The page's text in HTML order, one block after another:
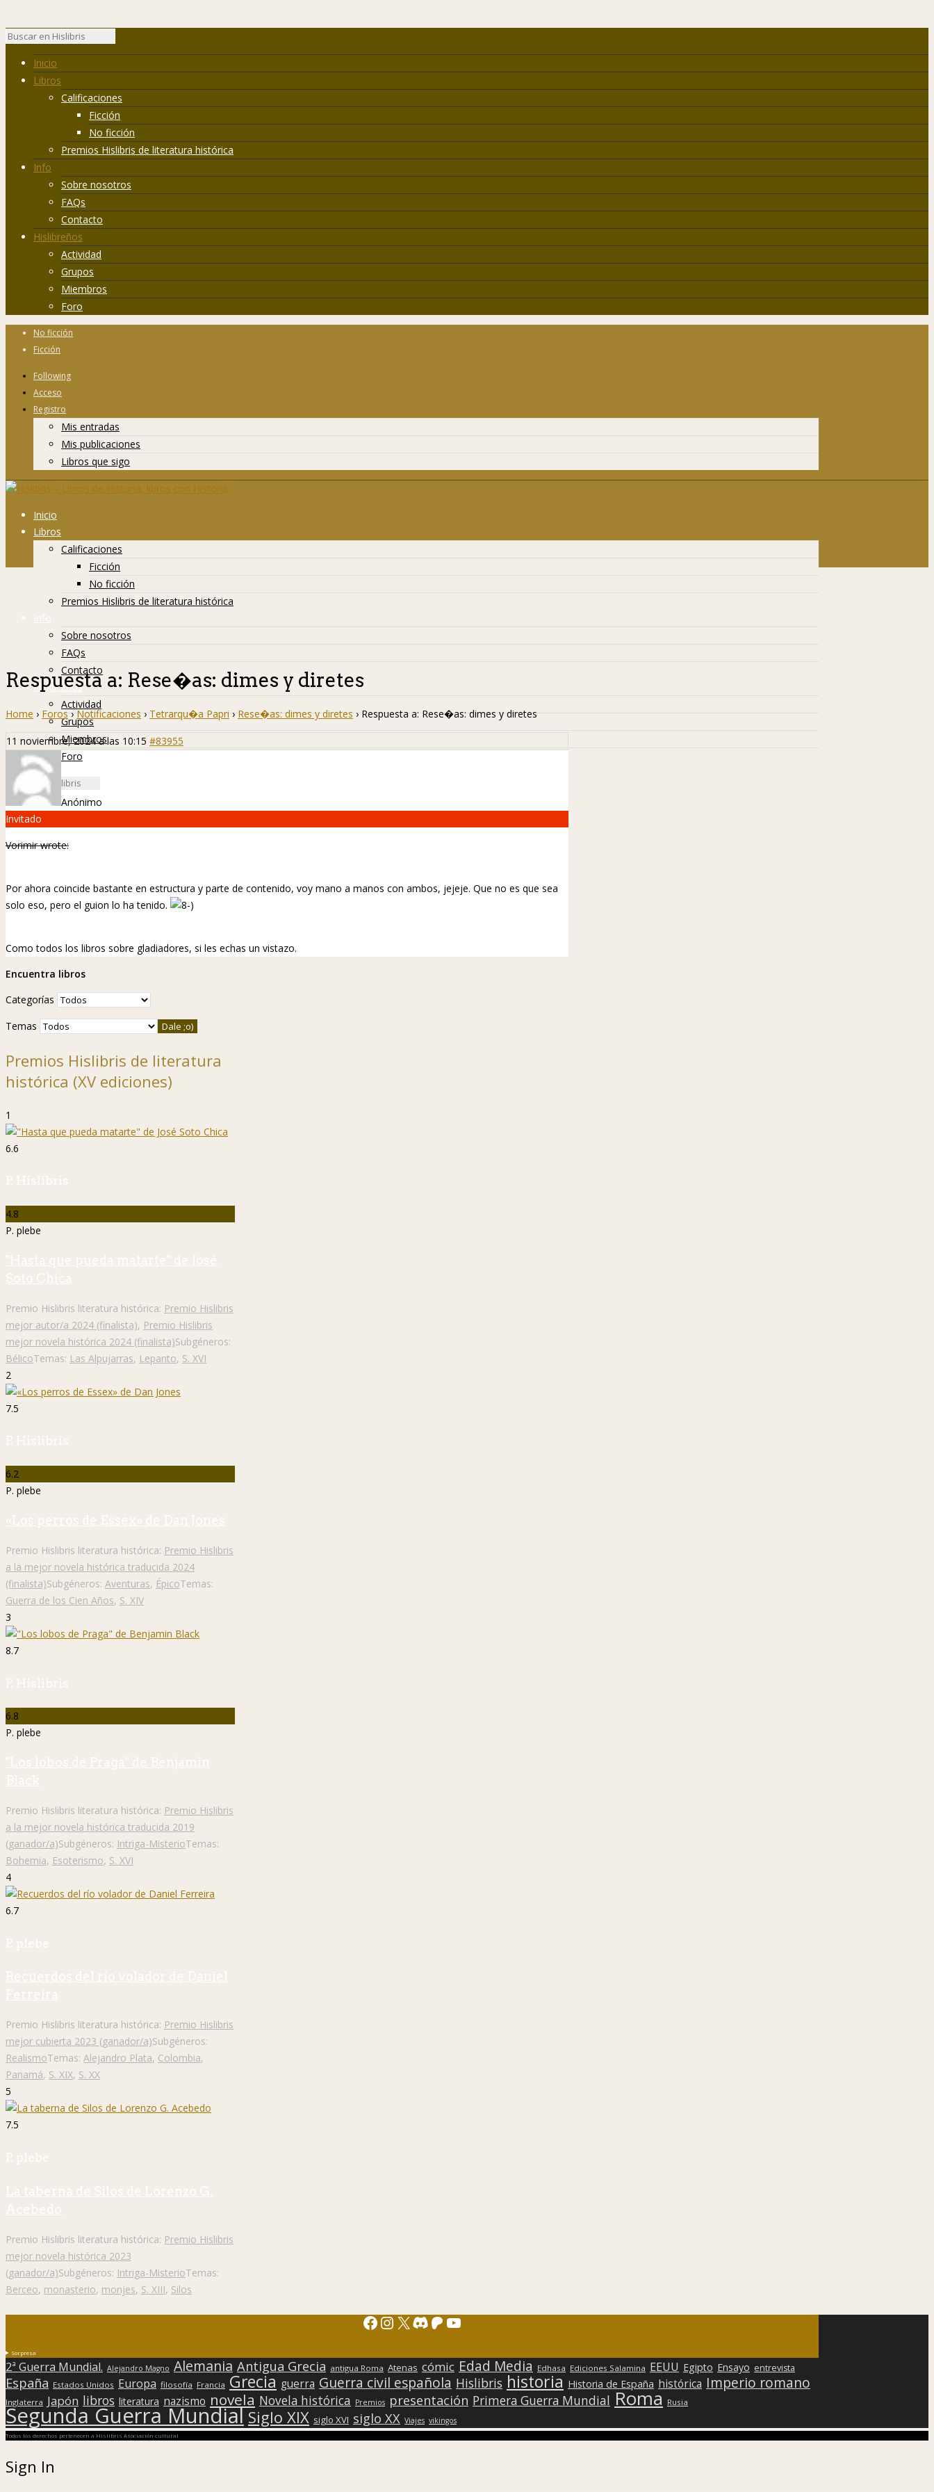
Inicio
Libros
Calificaciones
Ficción
No ficción
Premios Hislibris de literatura histórica
Info
Sobre nosotros
FAQs
Contacto
Hislibreños
Actividad
Grupos
Miembros
Foro
No ficción
Ficción
Following
Acceso
Registro
Mis entradas
Mis publicaciones
Libros que sigo
Inicio
Libros
Calificaciones
Ficción
No ficción
Premios Hislibris de literatura histórica
Info
Sobre nosotros
FAQs
Contacto
Hislibreños
Actividad
Grupos
Miembros
Foro
Respuesta a: Rese�as: dimes y diretes
Home › Foros › Notificaciones › Tetrarqu�a Papri › Rese�as: dimes y diretes › Respuesta a: Rese�as: dimes y diretes
11 noviembre, 2024 a las 10:15 #83955
Anónimo
Invitado
Vorimir wrote:
Por ahora coincide bastante en estructura y parte de contenido, voy mano a manos con ambos, jejeje. Que no es que sea
solo eso, pero el guion lo ha tenido.
Como todos los libros sobre gladiadores, si les echas un vistazo.
Encuentra libros
Categorías
Temas
Premios Hislibris de literatura
histórica (XV ediciones)
1
6.6
P. Hislibris
4.8
P. plebe
"Hasta que pueda matarte" de José
Soto Chica
Premio Hislibris literatura histórica: Premio Hislibris
mejor autor/a 2024 (finalista), Premio Hislibris
mejor novela histórica 2024 (finalista)Subgéneros:
BélicoTemas: Las Alpujarras, Lepanto, S. XVI
2
7.5
P. Hislibris
6.2
P. plebe
«Los perros de Essex» de Dan Jones
Premio Hislibris literatura histórica: Premio Hislibris
a la mejor novela histórica traducida 2024
(finalista)Subgéneros: Aventuras, ÉpicoTemas:
Guerra de los Cien Años, S. XIV
3
8.7
P. Hislibris
6.8
P. plebe
"Los lobos de Praga" de Benjamin
Black
Premio Hislibris literatura histórica: Premio Hislibris
a la mejor novela histórica traducida 2019
(ganador/a)Subgéneros: Intriga-MisterioTemas:
Bohemia, Esoterismo, S. XVI
4
6.7
P. plebe
Recuerdos del río volador de Daniel
Ferreira
Premio Hislibris literatura histórica: Premio Hislibris
mejor cubierta 2023 (ganador/a)Subgéneros:
RealismoTemas: Alejandro Plata, Colombia,
Panamá, S. XIX, S. XX
5
7.5
P. plebe
La taberna de Silos de Lorenzo G.
Acebedo
Premio Hislibris literatura histórica: Premio Hislibris
mejor novela histórica 2023
(ganador/a)Subgéneros: Intriga-MisterioTemas:
Berceo, monasterio, monjes, S. XIII, Silos
Facebook
Instagram
X Discord
Patreon
YouTube
Sorpresa
2ª Guerra Mundial. Alejandro Magno Alemania Antigua Grecia antigua Roma Atenas cómic Edad Media Edhasa Ediciones Salamina EEUU Egipto Ensayo entrevista
España Estados Unidos Europa filosofía Francia Grecia guerra Guerra civil española Hislibris historia Historia de España histórica Imperio romano
Inglaterra Japón libros literatura nazismo novela Novela histórica Premios presentación Primera Guerra Mundial Roma Rusia
Segunda Guerra Mundial Siglo XIX siglo XVI siglo XX Viajes vikingos
Todos los derechos pertenecen a Hislibris Asociación cultural
Sign In